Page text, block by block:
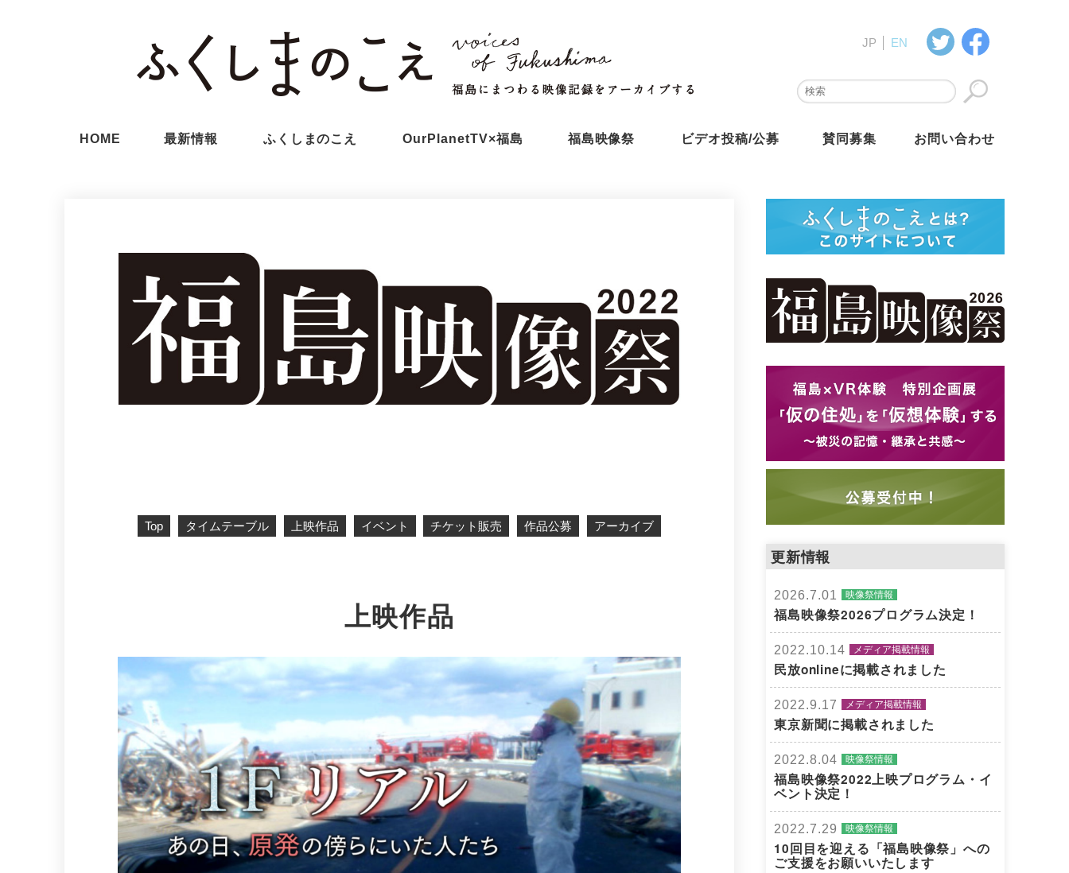
HOME 最新情報 ふくしまのこえ OurPlanetTV×福島 福島映像祭 ビデオ投稿/公募 賛同募集 お問い合わせ
JP EN
Top タイムテーブル 上映作品 イベント チケット販売 作品公募 アーカイブ
上映作品
更新情報
2026.7.01 映像祭情報
福島映像祭2026プログラム決定！
2022.10.14 メディア掲載情報
民放onlineに掲載されました
2022.9.17 メディア掲載情報
東京新聞に掲載されました
2022.8.04 映像祭情報
福島映像祭2022上映プログラム・イ
ベント決定！
2022.7.29 映像祭情報
10回目を迎える「福島映像祭」への
ご支援をお願いいたします